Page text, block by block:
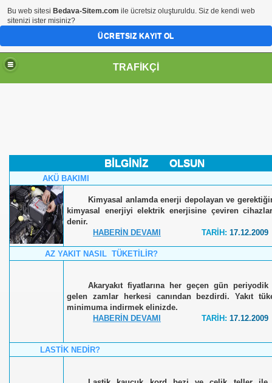
TRAFİKÇİ
BİLGİNİZ OLSUN
AKÜ BAKIMI
Kimyasal anlamda enerji depolayan ve
kimyasal enerjiyi elektrik enerjisine çeviren
denir.
HABERİN DEVAMI
TARİH: 17.12.2009
AZ YAKIT NASIL TÜKETİLİR?
Akaryakıt fiyatlarına her geçen gün periyodik
gelen zamlar herkesi canından bezdirdi. Yakıt
minimuma indirmek elinizde.
HABERİN DEVAMI
TARİH: 17.12.2009
LASTİK NEDİR?
Bu web sitesi Bedava-Sitem.com ile ücretsiz oluşturuldu. Siz de kendi web
sitenizi ister misiniz?
ÜCRETSIZ KAYIT OL